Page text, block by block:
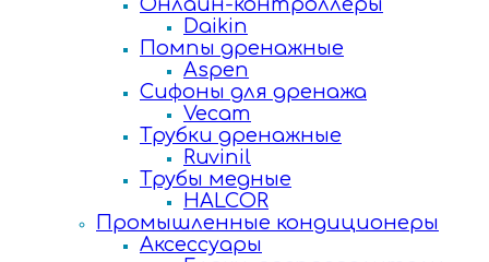
Онлайн-контроллеры
Daikin
Помпы дренажные
Aspen
Сифоны для дренажа
Vecam
Трубки дренажные
Ruvinil
Трубы медные
HALCOR
Промышленные кондиционеры
Аксессуары